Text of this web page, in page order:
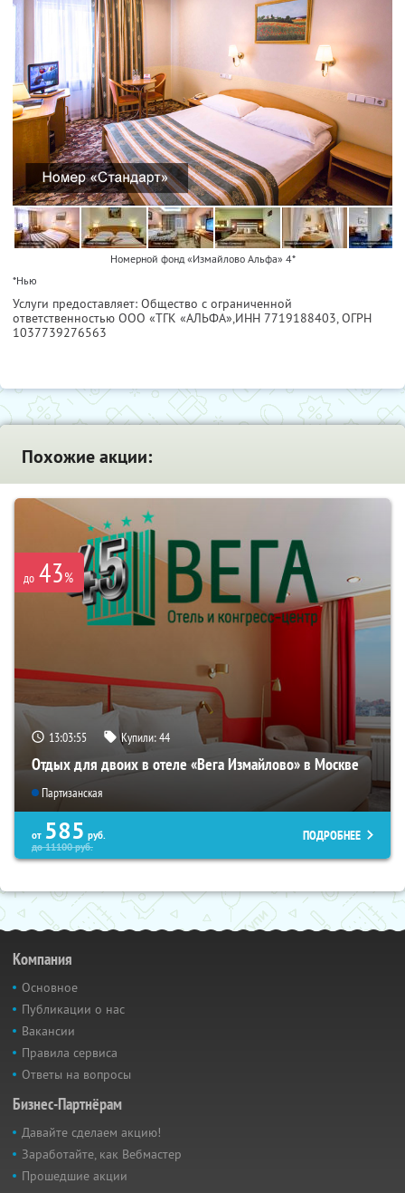
Номерной фонд «Измайлово Альфа» 4*
*Нью
Услуги предоставляет: Общество с ограниченной
ответственностью ООО «ТГК «АЛЬФА»,ИНН 7719188403, ОГРН
1037739276563
Похожие акции:
до 43%
13:03:54 Купили:44
Отдых для двоих в отеле «Вега Измайлово» в Москве
Партизанская
от 585 руб.
до11100руб.
ПОДРОБНЕЕ
Компания
Основное
Публикации о нас
Вакансии
Правила сервиса
Ответы на вопросы
Бизнес-Партнёрам
Давайте сделаем акцию!
Заработайте, как Вебмастер
Прошедшие акции